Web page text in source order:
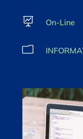
 On-Line
m